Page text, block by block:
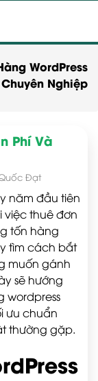
WordPress
Nghiệp
Phí Và
Đạt
năm đầu tiên
việc thuê đơn
tốn hàng
tìm cách bắt
muốn gánh
sẽ hướng
wordpress
ưu chuẩn
thường gặp.